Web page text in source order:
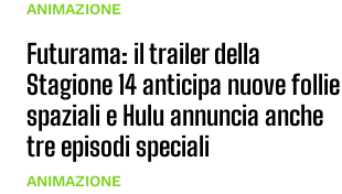
ANIMAZIONE
Futurama: il trailer della
Stagione 14 anticipa nuove follie
spaziali e Hulu annuncia anche
tre episodi speciali
ANIMAZIONE